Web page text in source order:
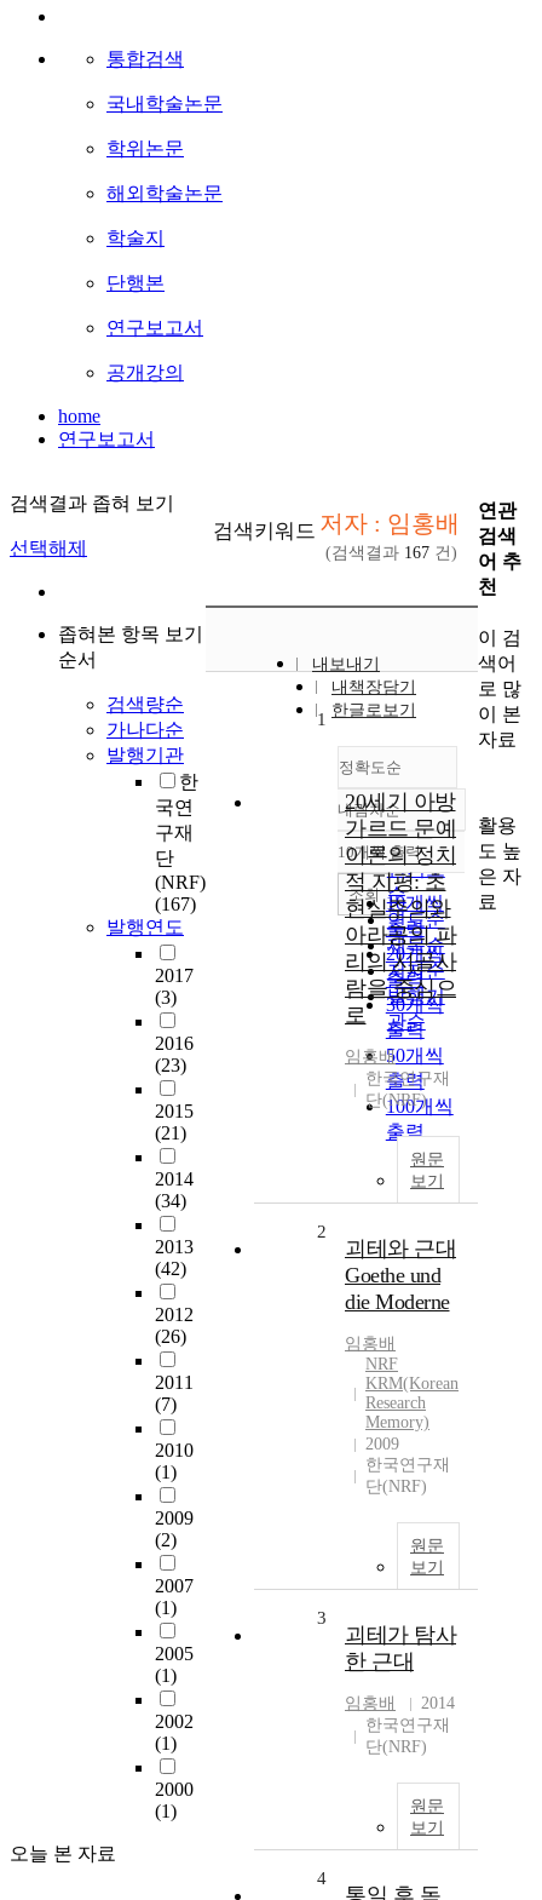
통합검색
국내학술논문
학위논문
해외학술논문
학술지
단행본
연구보고서
공개강의
home
연구보고서
검색결과 좁혀 보기
선택해제
좁혀본 항목 보기
순서
검색량순
가나다순
발행기관
한
국연
구재
단
(NRF)
(167)
발행연도
2017
(3)
2016
(23)
2015
(21)
2014
(34)
2013
(42)
2012
(26)
2011
(7)
2010
(1)
2009
(2)
2007
(1)
2005
(1)
2002
(1)
2000
(1)
오늘 본 자료
검색키워드 저자 : 임홍배
(검색결과 167 건)
내보내기
내책장담기
한글로보기
정확도순
정확도
순
인기도
순
연도순
제목순
저자순
발행기
관순
내림차순
내림차순
10개씩 출력
10개씩
출력
20개씩
출력
30개씩
출력
50개씩
출력
100개씩
출력
조회
1
20세기 아방
가르드 문예
이론의 정치
적 지평: 초
현실주의와
아라공의 파
리의 시골사
람을 중심으
로
임홍배
한국연구재
단(NRF)
원문
보기
2
괴테와 근대
Goethe und
die Moderne
임홍배
NRF
KRM(Korean
Research
Memory)
2009
한국연구재
단(NRF)
원문
보기
3
괴테가 탐사
한 근대
임홍배
2014
한국연구재
단(NRF)
원문
보기
4
연관
검색
어 추
천
이 검
색어
로 많
이 본
자료
활용
도 높
은 자
료